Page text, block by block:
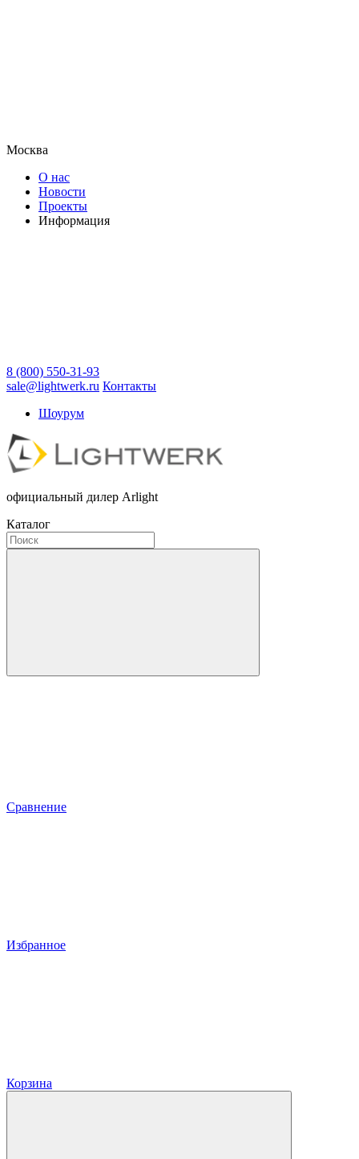
Москва
О нас
Новости
Проекты
Информация
8 (800) 550-31-93
sale@lightwerk.ru Контакты
Шоурум
официальный дилер Arlight
Каталог
Сравнение
Избранное
Корзина